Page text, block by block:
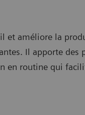
et améliore la
Il apporte des
en routine qui